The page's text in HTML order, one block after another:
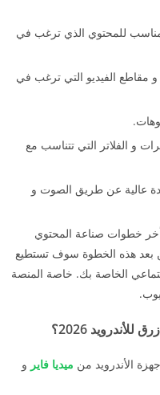
المناسب للمحتوي الذي ترغب في
و مقاطع الفيديو التي ترغب في
و الفلاتر التي تتناسب مع
عالية عن طريق الصوت و
أخر خطوات صناعة المحتوي
بعد هذه الخطوة سوف تستطيع
الخاصة بك. خاصة المنصة
2026؟
الأندرويد من ميديا فاير و